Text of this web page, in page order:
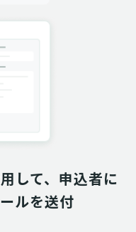
して、申込者に
ルを送付